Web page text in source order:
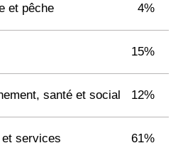
et pêche 4%
15%
santé et social 12%
services 61%